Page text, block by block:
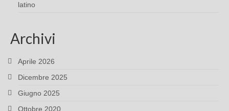
latino
Archivi
Aprile 2026
Dicembre 2025
Giugno 2025
Ottobre 2020